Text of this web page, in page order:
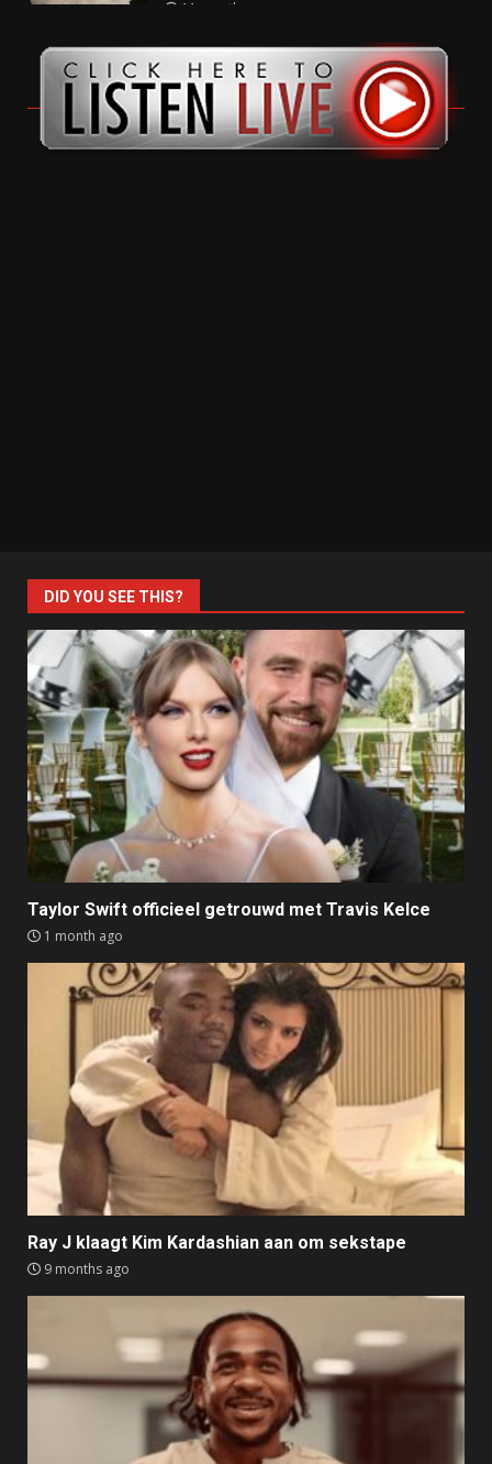
11 months ago
DID YOU SEE THIS?
Taylor Swift officieel getrouwd met Travis Kelce
1 month ago
Ray J klaagt Kim Kardashian aan om sekstape
9 months ago